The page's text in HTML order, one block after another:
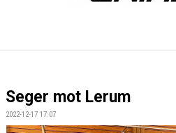
BILDGALLERI
Seger mot Lerum
2022-12-17 17:07